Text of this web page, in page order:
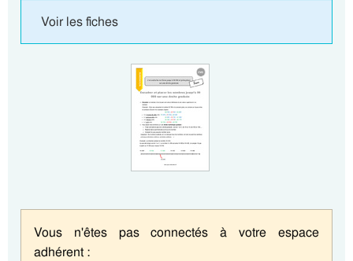
Voir les fiches
Vous n'êtes pas connectés à votre espace
adhérent :